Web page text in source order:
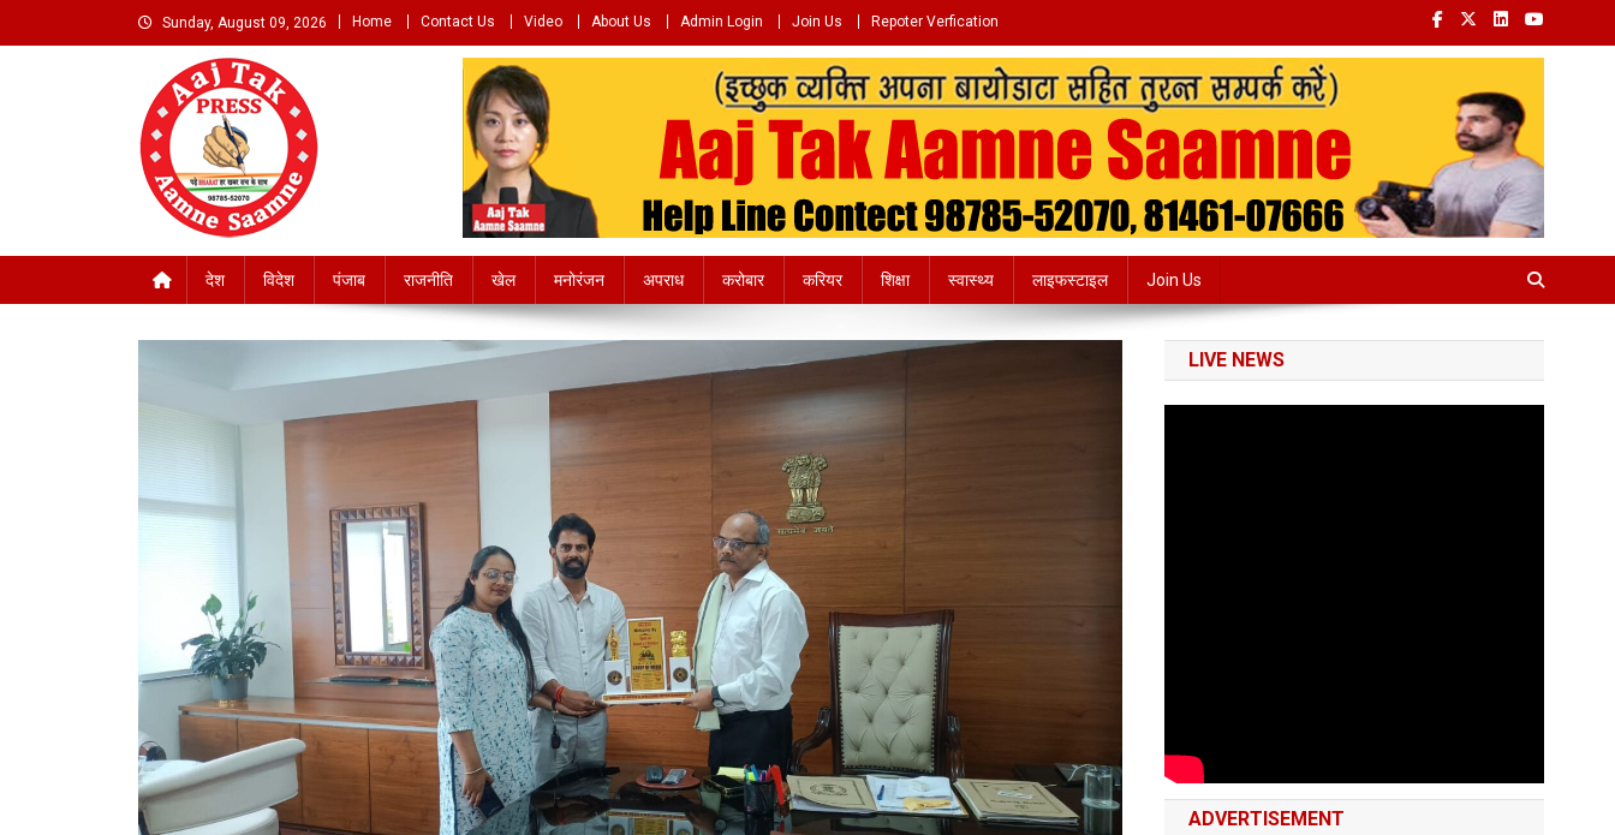
to
Sunday, August 09, 2026 Home Contact Us Video About Us Admin Login Join Us Repoter Verfication
Aaj Tak Aamne Saamne.com
देश विदेश पंजाब राजनीति खेल मनोरंजन अपराध करोबार करियर शिक्षा स्वास्थ्य लाइफस्टाइल Join Us
LIVE NEWS
ADVERTISEMENT